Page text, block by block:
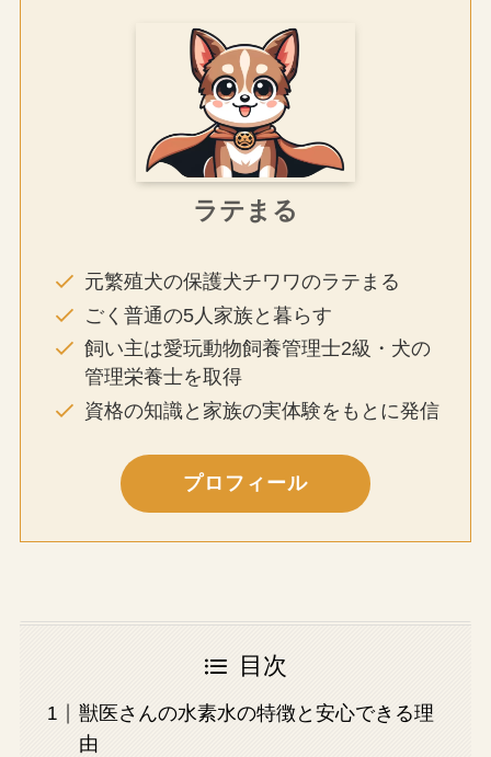
ラテまる
元繁殖犬の保護犬チワワのラテまる
ごく普通の5人家族と暮らす
飼い主は愛玩動物飼養管理士2級・犬の
管理栄養士を取得
資格の知識と家族の実体験をもとに発信
プロフィール
目次
獣医さんの水素水の特徴と安心できる理
由